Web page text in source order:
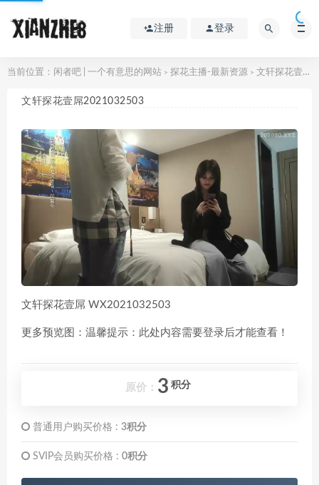
注册 登录
当前位置： 闲者吧 | 一个有意思的网站 > 探花主播-最新资源 > 文轩探花壹屌2021032503
文轩探花壹屌2021032503
文轩探花壹屌 WX2021032503
更多预览图：温馨提示：此处内容需要登录后才能查看！
原价： 3 积分
普通用户购买价格 : 3积分
SVIP会员购买价格 : 0积分